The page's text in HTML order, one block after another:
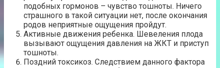
подобных гормонов – чувство тошноты. Ничего
страшного в такой ситуации нет, после окончания
родов неприятные ощущения пройдут.
Активные движения ребенка. Шевеления плода
вызывают ощущения давления на ЖКТ и приступ
тошноты.
Поздний токсикоз. Следствием данного фактора